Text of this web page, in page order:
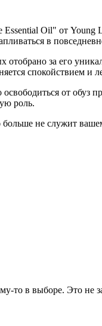
Oil" от
в
за его
спокойствием и
от
роль.
больше не служит
то в выборе. Это не